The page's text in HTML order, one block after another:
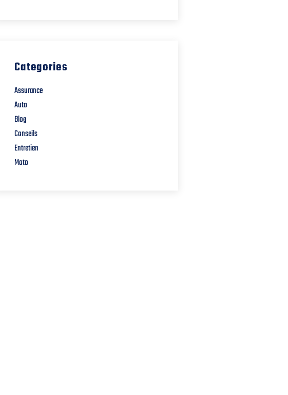
Categories
Assurance
Auto
Blog
Conseils
Entretien
Moto